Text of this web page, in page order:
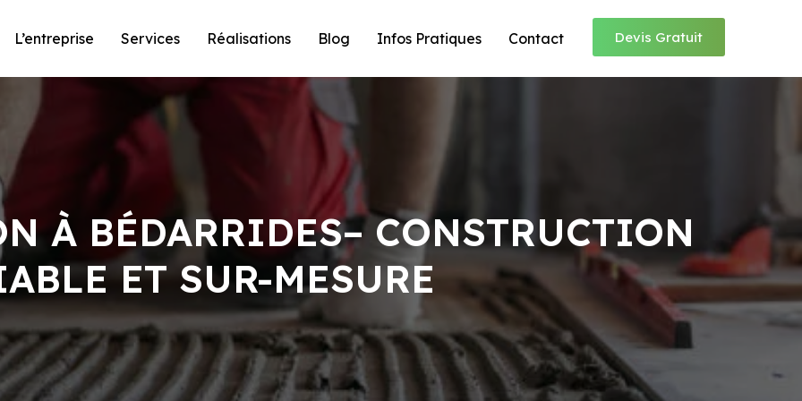
L’entreprise Services Réalisations Blog Infos Pratiques Contact Devis Gratuit
À BÉDARRIDES– CONSTRUCTION
ET SUR-MESURE